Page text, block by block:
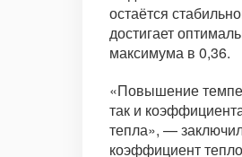
остаётся
достигает
максимума в 0,36.
«Повышение
так и
тепла», —
коэффициент